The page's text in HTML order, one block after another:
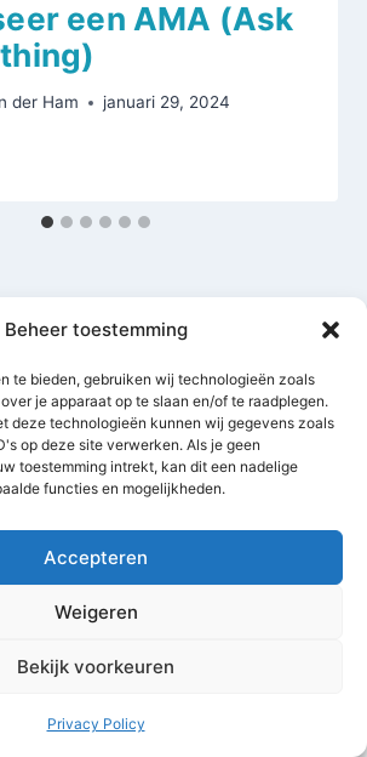
Beheer toestemming
te bieden, gebruiken wij technologieën zoals
je apparaat op te slaan en/of te raadplegen.
deze technologieën kunnen wij gegevens zoals
op deze site verwerken. Als je geen
toestemming intrekt, kan dit een nadelige
functies en mogelijkheden.
Accepteren
Weigeren
Bekijk voorkeuren
Privacy Policy
een AMA (Ask
der Ham januari 29, 2024
niet gepubliceerd. Vereiste velden zijn